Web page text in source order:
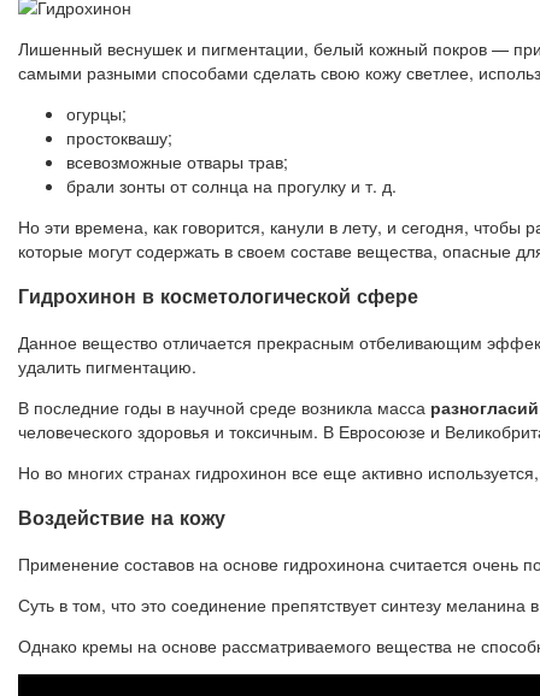
Лишенный веснушек и пигментации, белый кожный покров —
самыми разными способами сделать свою кожу светлее,
огурцы;
простоквашу;
всевозможные отвары трав;
брали зонты от солнца на прогулку и т. д.
Но эти времена, как говорится, канули в лету, и сегодня,
которые могут содержать в своем составе вещества, опасные
Гидрохинон в косметологической сфере
Данное вещество отличается прекрасным отбеливающим
удалить пигментацию.
В последние годы в научной среде возникла масса
человеческого здоровья и токсичным. В Евросоюзе и
Но во многих странах гидрохинон все еще активно
Воздействие на кожу
Применение составов на основе гидрохинона считается
Суть в том, что это соединение препятствует синтезу
Однако кремы на основе рассматриваемого вещества не